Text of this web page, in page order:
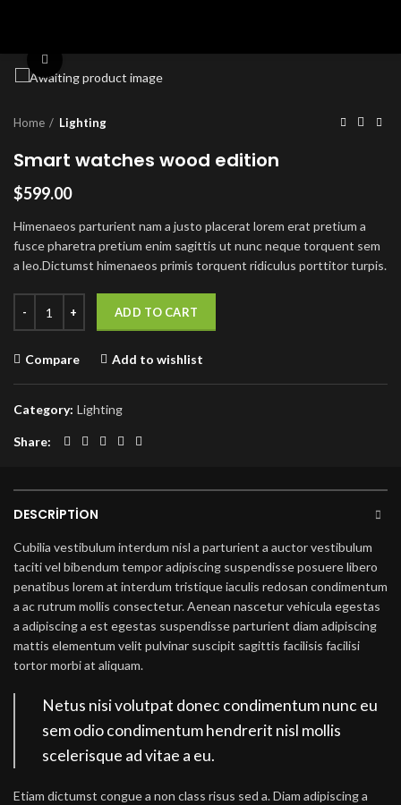
Home Lighting
Smart watches wood edition
$599.00
Himenaeos parturient nam a justo placerat lorem erat pretium a
fusce pharetra pretium enim sagittis ut nunc neque torquent sem
a leo.Dictumst himenaeos primis torquent ridiculus porttitor turpis.
ADD TO CART
Compare Add to wishlist
Category: Lighting
Share
DESCRIPTION
Cubilia vestibulum interdum nisl a parturient a auctor vestibulum
taciti vel bibendum tempor adipiscing suspendisse posuere libero
penatibus lorem at interdum tristique iaculis redosan condimentum
a ac rutrum mollis consectetur. Aenean nascetur vehicula egestas
a adipiscing a est egestas suspendisse parturient diam adipiscing
mattis elementum velit pulvinar suscipit sagittis facilisis facilisi
tortor morbi at aliquam.
Netus nisi volutpat donec condimentum nunc eu
sem odio condimentum hendrerit nisl mollis
scelerisque ad vitae a eu.
Etiam dictumst congue a non class risus sed a. Diam adipiscing a